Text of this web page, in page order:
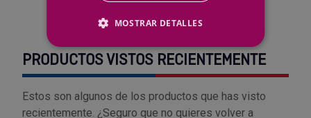
PRODUCTOS VISTOS RECIENTEMENTE
Estos son algunos de los productos que has visto
recientemente. ¿Seguro que no quieres volver a
MOSTRAR DETALLES